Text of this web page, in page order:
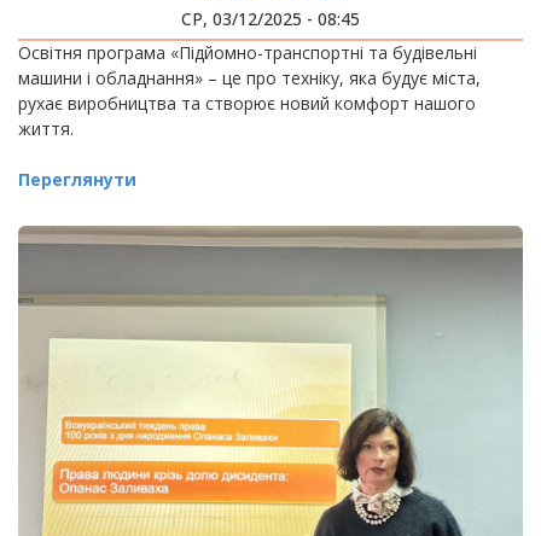
СР, 03/12/2025 - 08:45
Освітня програма «Підйомно-транспортні та будівельні
машини і обладнання» – це про техніку, яка будує міста,
рухає виробництва та створює новий комфорт нашого
життя.
Переглянути